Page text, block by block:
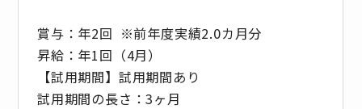
賞与：年2回 ※前年度実績2.0カ月分
昇給：年1回（4月）
【試用期間】試用期間あり
試用期間の長さ：3ヶ月